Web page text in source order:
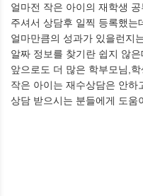
얼마전 작은 아이의 재학생
주셔서 상담후 일찍 등록했는
얼마만큼의 성과가 있을런지
알짜 정보를 찾기란 쉽지 않
앞으로도 더 많은 학부모님,
작은 아이는 재수상담은 안하
상담 받으시는 분들에게 도움